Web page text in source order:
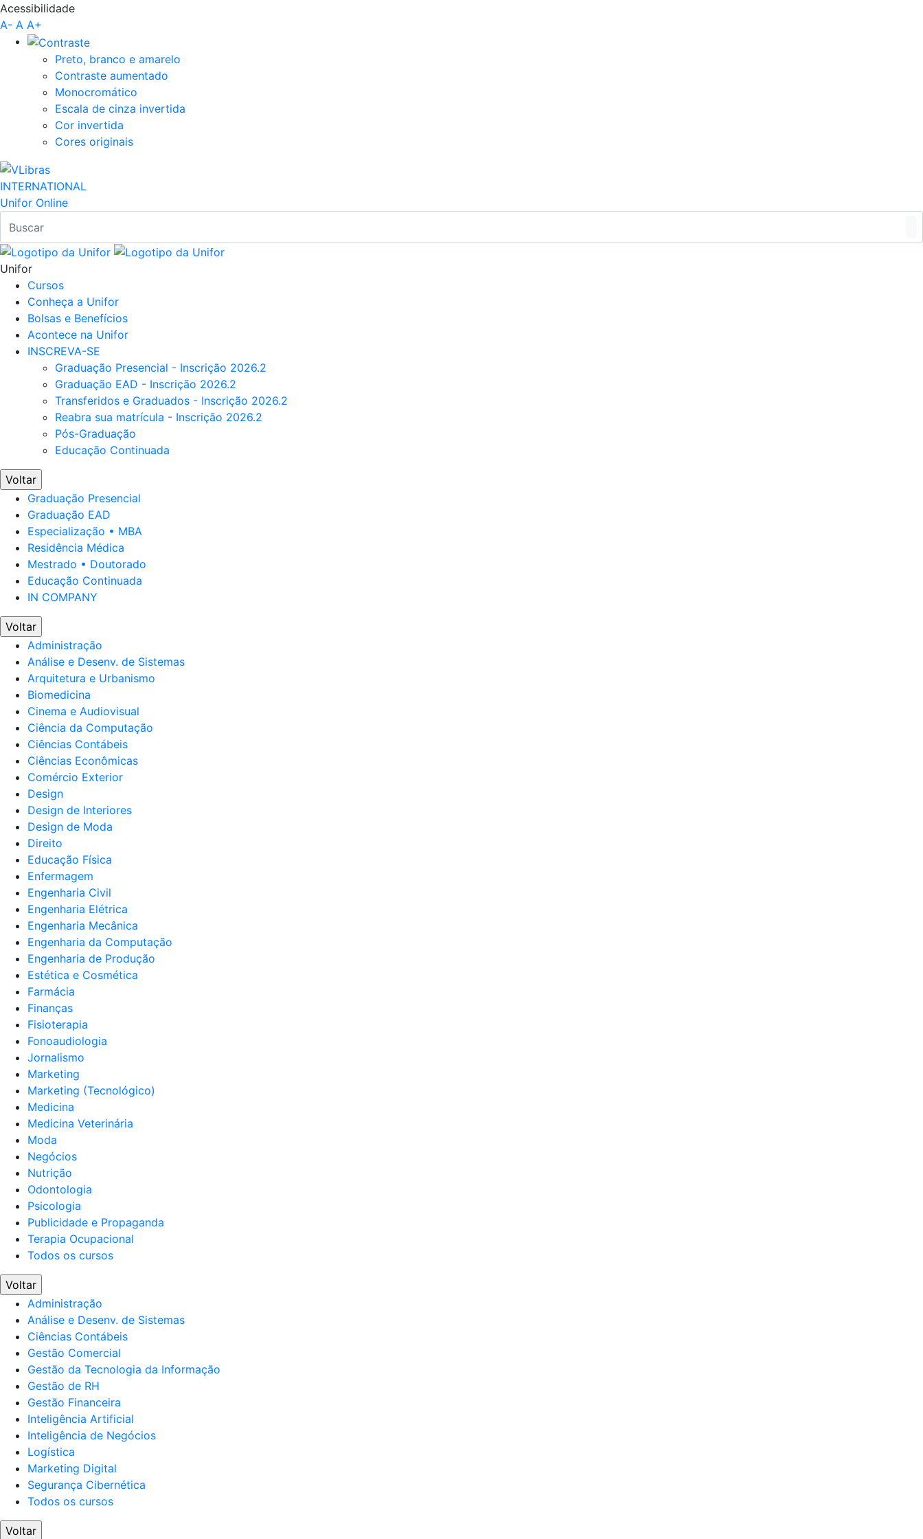
Pular para o Conteúdo principal
Acessibilidade
A- A A+
Preto, branco e amarelo
Contraste aumentado
Monocromático
Escala de cinza invertida
Cor invertida
Cores originais
INTERNATIONAL
Unifor Online
Unifor
Cursos
Conheça a Unifor
Bolsas e Benefícios
Acontece na Unifor
INSCREVA-SE
Graduação Presencial - Inscrição 2026.2
Graduação EAD - Inscrição 2026.2
Transferidos e Graduados - Inscrição 2026.2
Reabra sua matrícula - Inscrição 2026.2
Pós-Graduação
Educação Continuada
Voltar
Graduação Presencial
Graduação EAD
Especialização • MBA
Residência Médica
Mestrado • Doutorado
Educação Continuada
IN COMPANY
Voltar
Administração
Análise e Desenv. de Sistemas
Arquitetura e Urbanismo
Biomedicina
Cinema e Audiovisual
Ciência da Computação
Ciências Contábeis
Ciências Econômicas
Comércio Exterior
Design
Design de Interiores
Design de Moda
Direito
Educação Física
Enfermagem
Engenharia Civil
Engenharia Elétrica
Engenharia Mecânica
Engenharia da Computação
Engenharia de Produção
Estética e Cosmética
Farmácia
Finanças
Fisioterapia
Fonoaudiologia
Jornalismo
Marketing
Marketing (Tecnológico)
Medicina
Medicina Veterinária
Moda
Negócios
Nutrição
Odontologia
Psicologia
Publicidade e Propaganda
Terapia Ocupacional
Todos os cursos
Voltar
Administração
Análise e Desenv. de Sistemas
Ciências Contábeis
Gestão Comercial
Gestão da Tecnologia da Informação
Gestão de RH
Gestão Financeira
Inteligência Artificial
Inteligência de Negócios
Logística
Marketing Digital
Segurança Cibernética
Todos os cursos
Voltar